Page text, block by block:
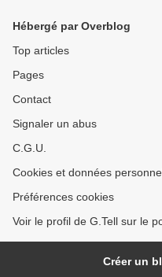
Hébergé par Overblog
Top articles
Pages
Contact
Signaler un abus
C.G.U.
Cookies et données
Préférences cookies
Voir le profil de G.Tell sur le
Créer un